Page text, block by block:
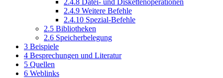
2.4.9 Weitere Befehle
2.4.10 Spezial-Befehle
2.5 Bibliotheken
2.6 Speicherbelegung
3 Beispiele
4 Besprechungen und Literatur
5 Quellen
6 Weblinks